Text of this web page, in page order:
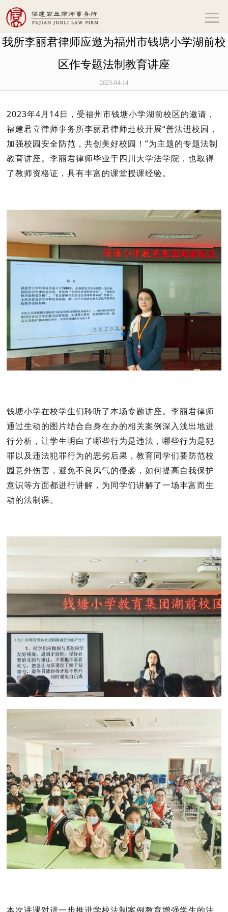
我所李丽君律师应邀为福州市钱塘小学湖前校
区作专题法制教育讲座
2023-04-14
2023年4月14日，受福州市钱塘小学湖前校区的邀请，
福建君立律师事务所李丽君律师赴校开展“普法进校园，
加强校园安全防范，共创美好校园！”为主题的专题法制
教育讲座。李丽君律师毕业于四川大学法学院，也取得
了教师资格证，具有丰富的课堂授课经验。
钱塘小学在校学生们聆听了本场专题讲座。李丽君律师
通过生动的图片结合自身在办的相关案例深入浅出地进
行分析，让学生明白了哪些行为是违法，哪些行为是犯
罪以及违法犯罪行为的恶劣后果，教育同学们要防范校
园意外伤害，避免不良风气的侵袭，如何提高自我保护
意识等方面都进行讲解，为同学们讲解了一场丰富而生
动的法制课。